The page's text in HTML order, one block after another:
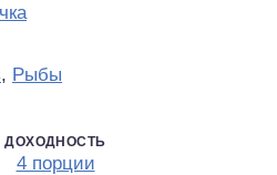
, Рыбы
ДОХОДНОСТЬ
4 порцииПорции